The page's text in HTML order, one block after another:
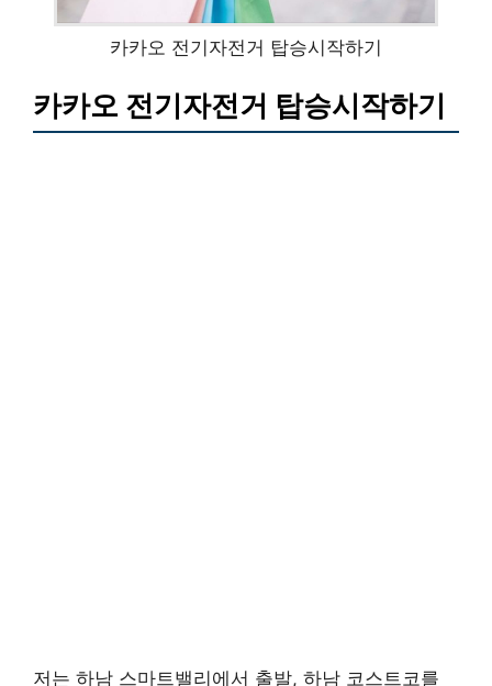
카카오 전기자전거 탑승시작하기
카카오 전기자전거 탑승시작하기
저는 하남 스마트밸리에서 출발, 하남 코스트코를